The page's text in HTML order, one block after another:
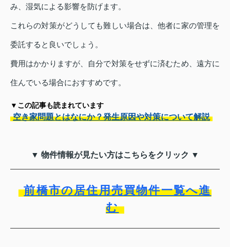
み、湿気による影響を防げます。
これらの対策がどうしても難しい場合は、他者に家の管理を
委託すると良いでしょう。
費用はかかりますが、自分で対策をせずに済むため、遠方に
住んでいる場合におすすめです。
▼この記事も読まれています
空き家問題とはなにか？発生原因や対策について解説
▼ 物件情報が見たい方はこちらをクリック ▼
前橋市の居住用売買物件一覧へ進
む